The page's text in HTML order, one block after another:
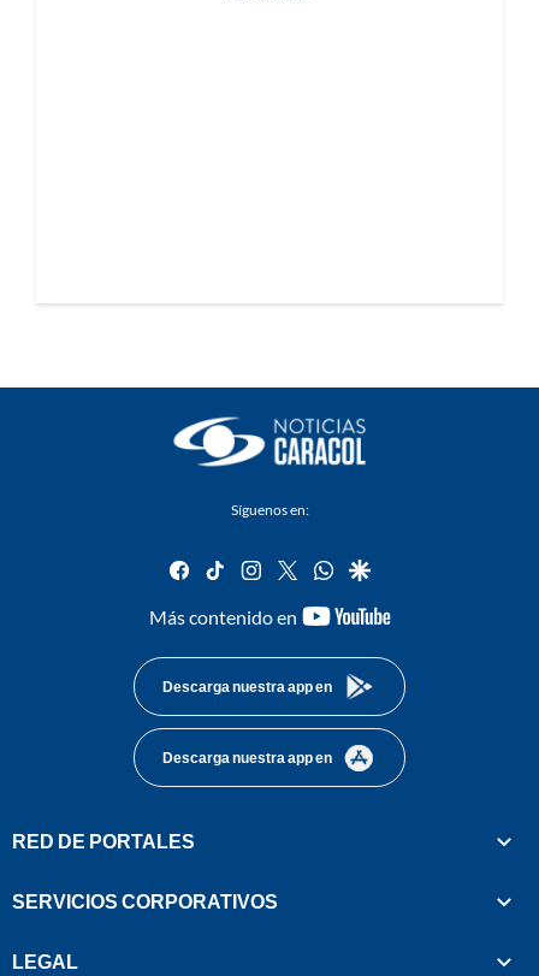
Síguenos en:
facebook
tiktok instagram
twitterwhatsapp
google
Más contenido en
youtube-
Descarga nuestra app en
Descarga nuestra app en
RED DE PORTALES
SERVICIOS CORPORATIVOS
LEGAL